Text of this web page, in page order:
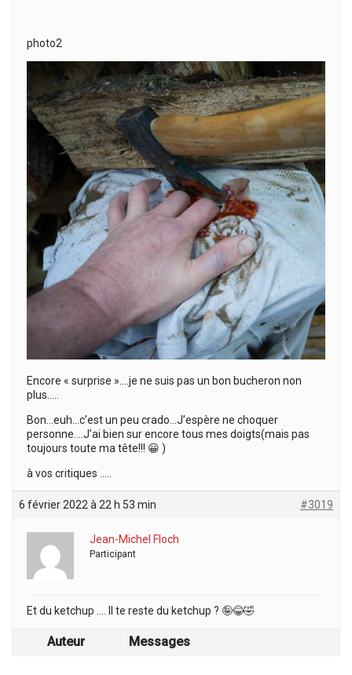
photo2
Encore « surprise »….je ne suis pas un bon bucheron non
plus…..
Bon…euh…c’est un peu crado…J’espère ne choquer
personne….J’ai bien sur encore tous mes doigts(mais pas
toujours toute ma tête!!! 😀 )
à vos critiques …..
6 février 2022 à 22 h 53 min #3019
Jean-Michel Floch
Participant
Et du ketchup …. Il te reste du ketchup ? 🤪😂🤣
Auteur Messages